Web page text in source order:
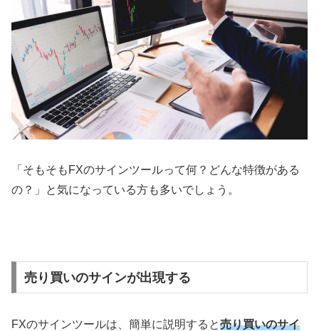
「そもそもFXのサインツールって何？どんな特徴がある
の？」と気になっている方も多いでしょう。
売り買いのサインが出現する
FXのサインツールは、簡単に説明すると売り買いのサイ